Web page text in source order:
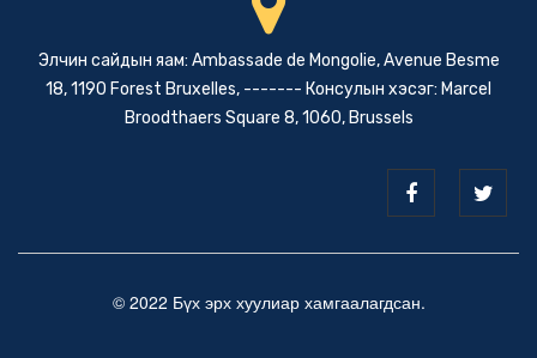
Элчин сайдын яам: Ambassade de Mongolie, Avenue Besme
18, 1190 Forest Bruxelles, ------- Консулын хэсэг: Marcel
Broodthaers Square 8, 1060, Brussels
© 2022 Бүх эрх хуулиар хамгаалагдсан.